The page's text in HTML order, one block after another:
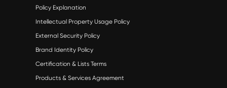
Policy Explanation
Intellectual Property Usage Policy
External Security Policy
Brand Identity Policy
Certification & Lists Terms
Products & Services Agreement